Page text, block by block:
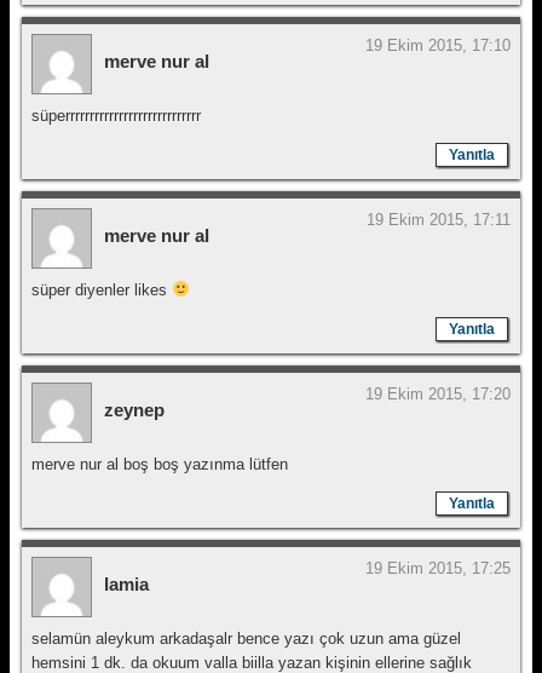
merve nur al
19 Ekim 2015, 17:10
süperrrrrrrrrrrrrrrrrrrrrrrrrrrr
Yanıtla
merve nur al
19 Ekim 2015, 17:11
süper diyenler likes
Yanıtla
zeynep
19 Ekim 2015, 17:20
merve nur al boş boş yazınma lütfen
Yanıtla
lamia
19 Ekim 2015, 17:25
selamün aleykum arkadaşalr bence yazı çok uzun ama güzel
hemsini 1 dk. da okuum valla biilla yazan kişinin ellerine sağlık